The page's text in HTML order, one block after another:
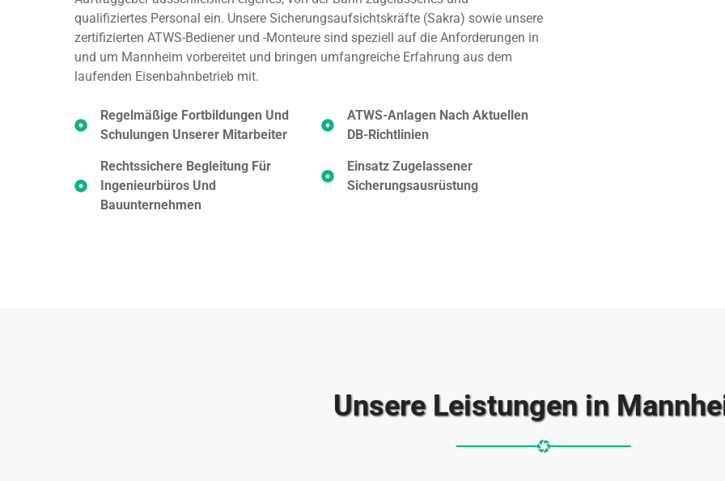
qualifiziertes Personal ein. Unsere Sicherungsaufsichtskräfte (Sakra) sowie unsere
zertifizierten ATWS-Bediener und -Monteure sind speziell auf die Anforderungen in
und um Mannheim vorbereitet und bringen umfangreiche Erfahrung aus dem
laufenden Eisenbahnbetrieb mit.
Regelmäßige Fortbildungen Und
Schulungen Unserer Mitarbeiter
Rechtssichere Begleitung Für
Ingenieurbüros Und
Bauunternehmen
ATWS-Anlagen Nach Aktuellen
DB-Richtlinien
Einsatz Zugelassener
Sicherungsausrüstung
Unsere Leistungen in